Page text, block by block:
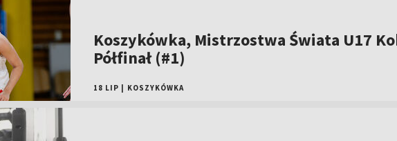
Koszykówka, Mistrzostwa Świata U17
Półfinał (#1)
18 LIP KOSZYKÓWKA